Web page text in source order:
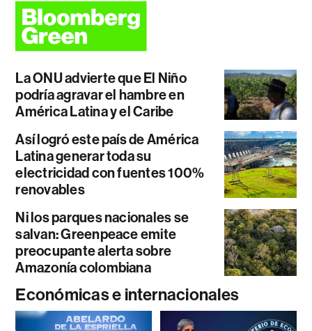
La ONU advierte que El Niño
podría agravar el hambre en
América Latina y el Caribe
Así logró este país de América
Latina generar toda su
electricidad con fuentes 100%
renovables
Ni los parques nacionales se
salvan: Greenpeace emite
preocupante alerta sobre
Amazonía colombiana
Económicas e internacionales